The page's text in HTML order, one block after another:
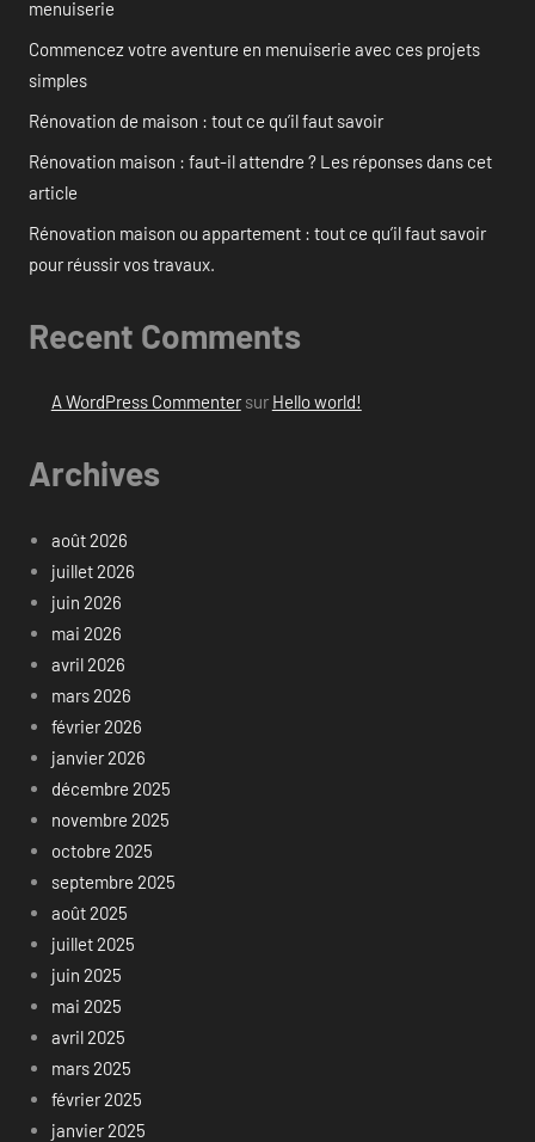
menuiserie
Commencez votre aventure en menuiserie avec ces projets
simples
Rénovation de maison : tout ce qu’il faut savoir
Rénovation maison : faut-il attendre ? Les réponses dans cet
article
Rénovation maison ou appartement : tout ce qu’il faut savoir
pour réussir vos travaux.
Recent Comments
A WordPress Commentersur Hello world!
Archives
août 2026
juillet 2026
juin 2026
mai 2026
avril 2026
mars 2026
février 2026
janvier 2026
décembre 2025
novembre 2025
octobre 2025
septembre 2025
août 2025
juillet 2025
juin 2025
mai 2025
avril 2025
mars 2025
février 2025
janvier 2025